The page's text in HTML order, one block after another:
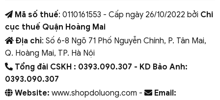
Mã số thuế: 0110161553 - Cấp ngày 26/10/2022 bởi Chi
cục thuế Quận Hoàng Mai
Địa chỉ: Số 6-8 Ngõ 71 Phố Nguyễn Chính, P. Tân Mai,
Q. Hoàng Mai, TP. Hà Nội
Tổng đài CSKH : 0393.090.307 - KD Bảo Anh:
0393.090.307
Website: www.shopdoluong.com -
Email: